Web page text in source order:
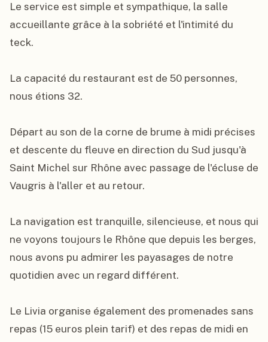
Le service est simple et sympathique, la salle
accueillante grâce à la sobriété et l'intimité du
teck.
La capacité du restaurant est de 50 personnes,
nous étions 32.
Départ au son de la corne de brume à midi précises
et descente du fleuve en direction du Sud jusqu'à
Saint Michel sur Rhône avec passage de l'écluse de
Vaugris à l'aller et au retour.
La navigation est tranquille, silencieuse, et nous qui
ne voyons toujours le Rhône que depuis les berges,
nous avons pu admirer les payasages de notre
quotidien avec un regard différent.
Le Livia organise également des promenades sans
repas (15 euros plein tarif) et des repas de midi en